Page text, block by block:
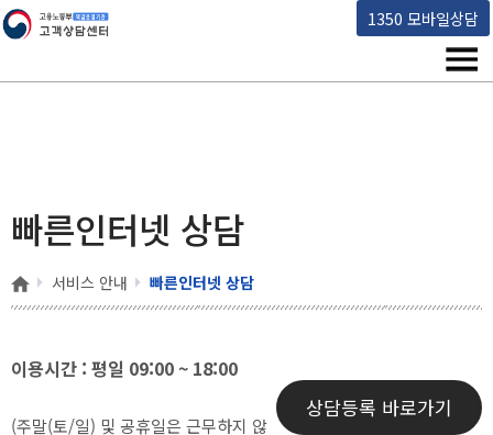
1350 모바일상담
고용노동부 책임운영기관 고객상담센터
메
빠른인터넷 상담
홈 서비스 안내 빠른인터넷 상담
이용시간 : 평일 09:00 ~ 18:00
(주말(토/일) 및 공휴일은 근무하지 않
상담등록 바로가기